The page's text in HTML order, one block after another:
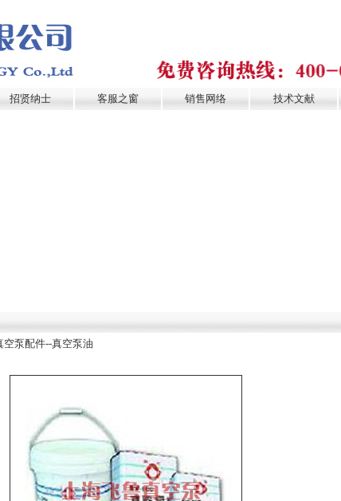
招贤纳士 客服之窗 销售网络 技术文献
空泵配件--真空泵油